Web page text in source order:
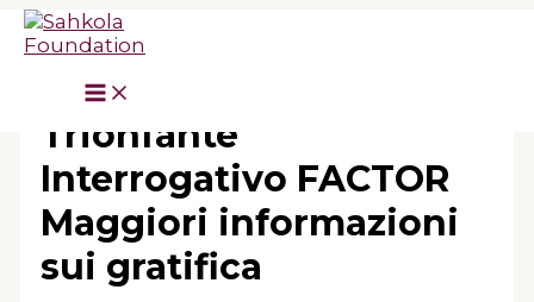
Skip
to
Parallelo QUOTE: ROB
Trionfante
Interrogativo FACTOR
Maggiori informazioni
sui gratifica